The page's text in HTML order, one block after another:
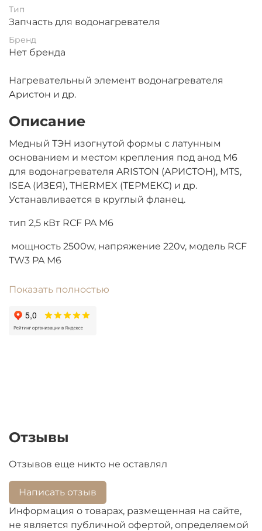
Тип
Запчасть для водонагревателя
Бренд
Нет бренда
Нагревательный элемент водонагревателя
Аристон и др.
Описание
Медный ТЭН изогнутой формы с латунным
основанием и местом крепления под анод М6
для водонагревателя ARISTON (АРИСТОН), MTS,
ISEA (ИЗЕЯ), THERMEX (ТЕРМЕКС) и др.
Устанавливается в круглый фланец.
тип 2,5 кВт RCF PA M6
мощность 2500w, напряжение 220v, модель RCF
TW3 PA М6
код детали 184178,зам. 216490, l310,
Данный медный нагревательный элемент
гарантирует надежность работы устройства и
параметрам.
Цены на товары со сроком поступления БОЛЕЕ
ОДНОГО МЕСЯЦА подлежат перерасчету из-за
высокой волатильности валют.
Показать полностью
Отзывы
Отзывов еще никто не оставлял
Написать отзыв
Информация о товарах, размещенная на сайте,
не является публичной офертой, определяемой